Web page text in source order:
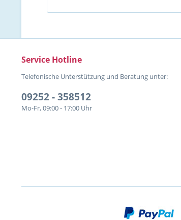
Service Hotline
Telefonische Unterstützung und Beratung unter:
09252 - 358512
Mo-Fr, 09:00 - 17:00 Uhr